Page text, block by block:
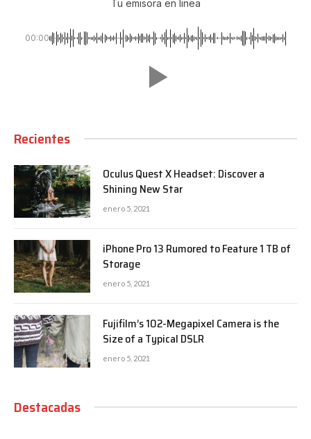
Tu emisora en linea
00:00
Recientes
Oculus Quest X Headset: Discover a
Shining New Star
enero 5, 2021
iPhone Pro 13 Rumored to Feature 1 TB of
Storage
enero 5, 2021
Fujifilm’s 102-Megapixel Camera is the
Size of a Typical DSLR
enero 5, 2021
Destacadas